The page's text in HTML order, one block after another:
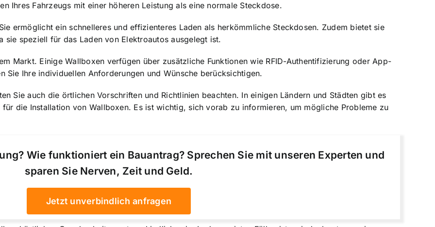
Ihres Fahrzeugs mit einer höheren Leistung als eine normale Steckdose.
ermöglicht ein schnelleres und effizienteres Laden als herkömmliche Steckdosen. Zudem bietet sie
speziell für das Laden von Elektroautos ausgelegt ist.
Markt. Einige Wallboxen verfügen über zusätzliche Funktionen wie RFID-Authentifizierung oder App-
Sie Ihre individuellen Anforderungen und Wünsche berücksichtigen.
Sie auch die örtlichen Vorschriften und Richtlinien beachten. In einigen Ländern und Städten gibt es
für die Installation von Wallboxen. Es ist wichtig, sich vorab zu informieren, um mögliche Probleme zu
Wie funktioniert ein Bauantrag? Sprechen Sie mit unseren Experten und
sparen Sie Nerven, Zeit und Geld.
Jetzt unverbindlich anfragen